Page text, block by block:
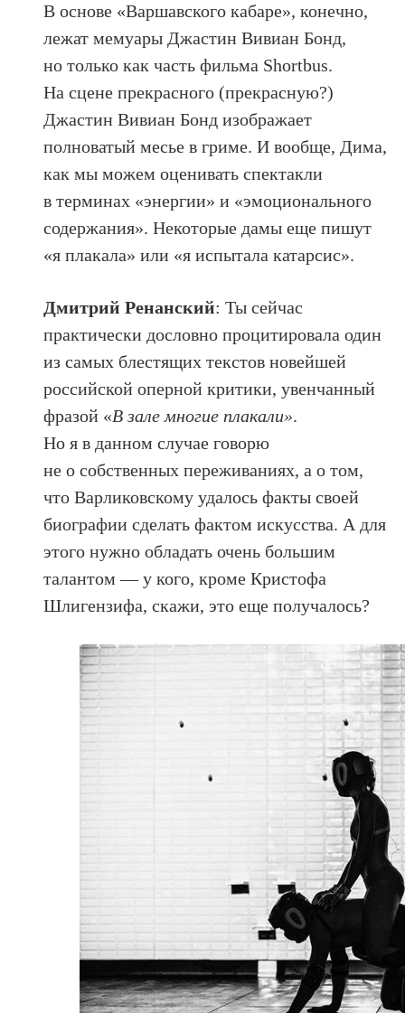
В основе «Варшавского кабаре», конечно,
лежат мемуары Джастин Вивиан Бонд,
но только как часть фильма Shortbus.
На сцене прекрасного (прекрасную?)
Джастин Вивиан Бонд изображает
полноватый месье в гриме. И вообще, Дима,
как мы можем оценивать спектакли
в терминах «энергии» и «эмоционального
содержания». Некоторые дамы еще пишут
«я плакала» или «я испытала катарсис».
Дмитрий Ренанский: Ты сейчас
практически дословно процитировала один
из самых блестящих текстов новейшей
российской оперной критики, увенчанный
фразой «В зале многие плакали».
Но я в данном случае говорю
не о собственных переживаниях, а о том,
что Варликовскому удалось факты своей
биографии сделать фактом искусства. А для
этого нужно обладать очень большим
талантом — у кого, кроме Кристофа
Шлигензифа, скажи, это еще получалось?